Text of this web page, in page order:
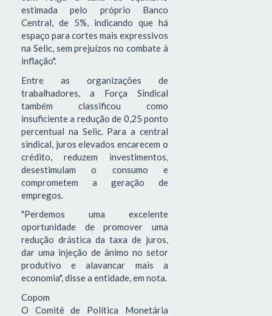
estimada pelo próprio Banco
Central, de 5%, indicando que há
espaço para cortes mais expressivos
na Selic, sem prejuízos no combate à
inflação".
Entre as organizações de
trabalhadores, a Força Sindical
também classificou como
insuficiente a redução de 0,25 ponto
percentual na Selic. Para a central
sindical, juros elevados encarecem o
crédito, reduzem investimentos,
desestimulam o consumo e
comprometem a geração de
empregos.
"Perdemos uma excelente
oportunidade de promover uma
redução drástica da taxa de juros,
dar uma injeção de ânimo no setor
produtivo e alavancar mais a
economia", disse a entidade, em nota.
Copom
O Comitê de Política Monetária